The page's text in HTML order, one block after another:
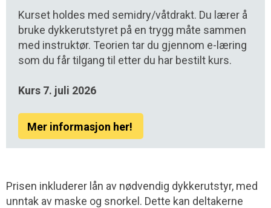
Kurset holdes med semidry/våtdrakt. Du lærer å
bruke dykkerutstyret på en trygg måte sammen
med instruktør. Teorien tar du gjennom e-læring
som du får tilgang til etter du har bestilt kurs.
Kurs 7. juli 2026
Mer informasjon her!
Prisen inkluderer lån av nødvendig dykkerutstyr, med
unntak av maske og snorkel. Dette kan deltakerne